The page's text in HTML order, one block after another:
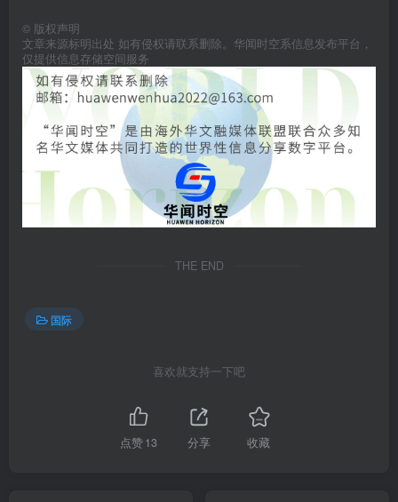
© 版权声明
文章来源标明出处 如有侵权请联系删除。华闻时空系信息发布平台，
仅提供信息存储空间服务
THE END
国际
喜欢就支持一下吧
点赞13 分享 收藏